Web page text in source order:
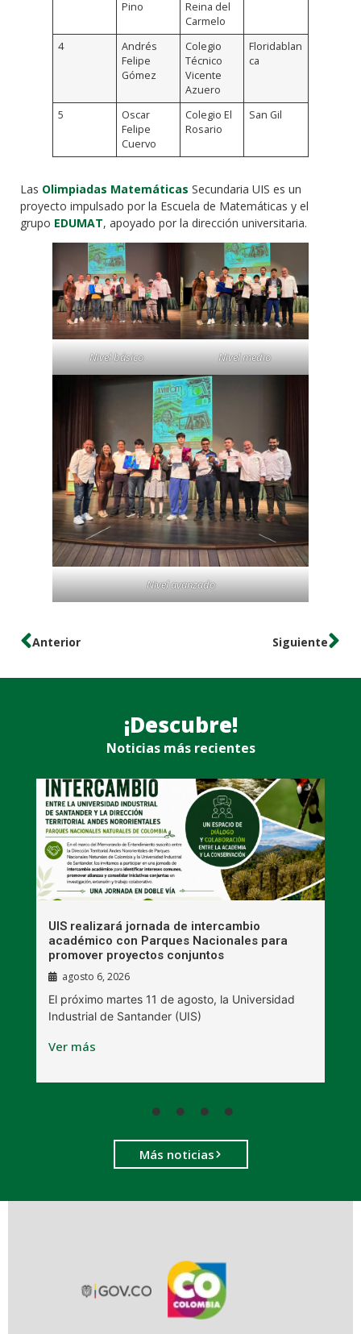
Pino
Reina del
Carmelo
4
Andrés
Felipe
Gómez
Colegio
Técnico
Vicente
Azuero
Floridablan
ca
5
Oscar
Felipe
Cuervo
Colegio El
Rosario
San Gil
Las Olimpiadas Matemáticas Secundaria UIS es un
proyecto impulsado por la Escuela de Matemáticas y el
grupo EDUMAT, apoyado por la dirección universitaria.
Nivel básico Nivel medio
Nivel avanzado
Anterior Siguiente
¡Descubre!
Noticias más recientes
UIS realizará jornada de intercambio
académico con Parques Nacionales para
promover proyectos conjuntos
agosto 6, 2026
El próximo martes 11 de agosto, la Universidad
Industrial de Santander (UIS)
Ver más
Más noticias